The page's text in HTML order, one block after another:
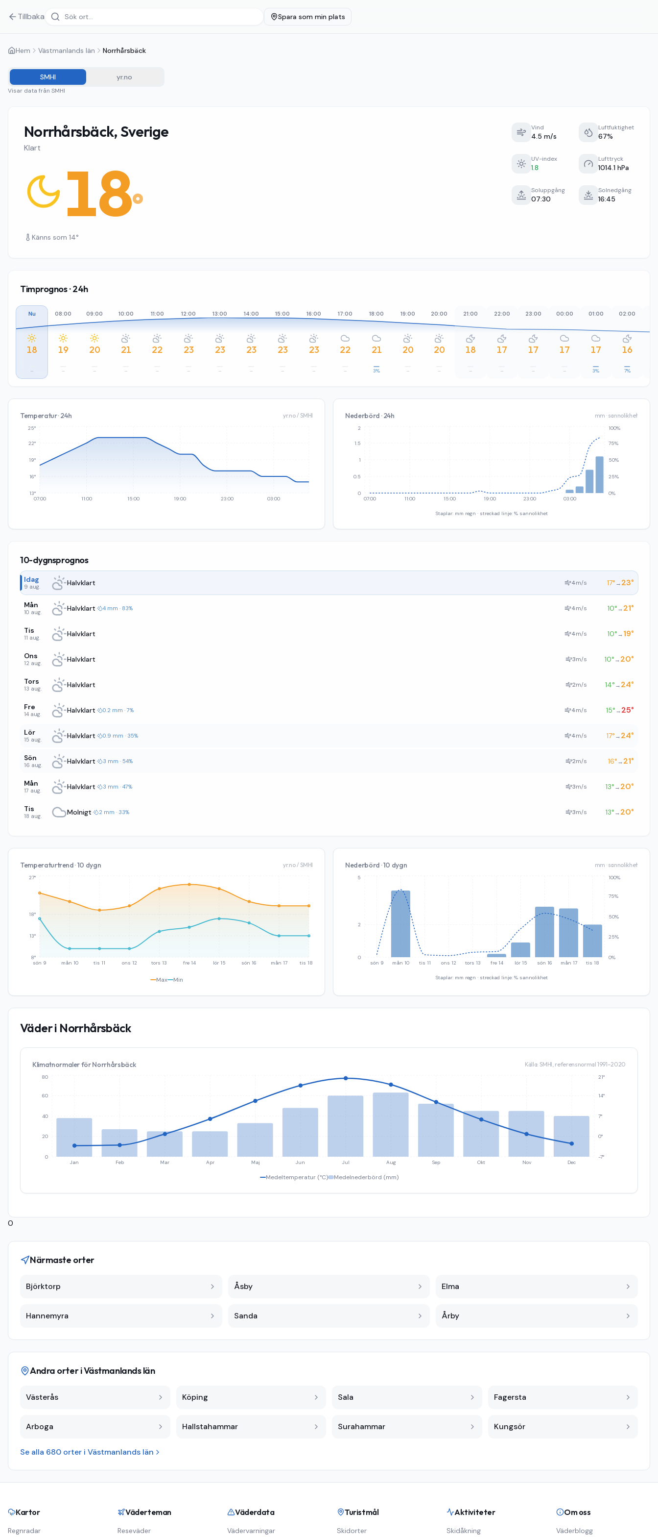
Tillbaka Spara som min plats
Hem Västmanlands län Norrhårsbäck
SMHI yr.no
Visar data från SMHI
Norrhårsbäck, Sverige
Klart
18°
Känns som 14°
Vind
4.5 m/s
Luftfuktighet
67%
UV-index
1.8
Lufttryck
1014.1 hPa
Soluppgång
07:30
Solnedgång
16:45
Timprognos · 24h
Nu
18
–
08:00
19
–
09:00
20
–
10:00
21
–
11:00
22
–
12:00
23
–
13:00
23
–
14:00
23
–
15:00
23
–
16:00
23
–
17:00
22
–
18:00
21
3%
19:00
20
–
20:00
20
–
21:00
18
–
22:00
17
–
23:00
17
–
00:00
17
–
01:00
17
3%
02:00
16
7%
Temperatur · 24h yr.no / SMHI
07:00 11:00 15:00 19:00 23:00 03:00
13°
16°
19°
22°
25°
Nederbörd · 24h mm · sannolikhet
07:00 11:00 15:00 19:00 23:00 03:00
0
0.5
1
1.5
2
0%
25%
50%
75%
100%
Staplar: mm regn · streckad linje: % sannolikhet
10-dygnsprognos
Idag
9 aug. Halvklart 4m/s 17°→23°
Mån
10 aug. Halvklart· 4 mm · 83% 4m/s 10°→21°
Tis
11 aug. Halvklart 4m/s 10°→19°
Ons
12 aug. Halvklart 3m/s 10°→20°
Tors
13 aug. Halvklart 2m/s 14°→24°
Fre
14 aug. Halvklart· 0.2 mm · 7% 4m/s 15°→25°
Lör
15 aug. Halvklart· 0.9 mm · 35% 4m/s 17°→24°
Sön
16 aug. Halvklart· 3 mm · 54% 2m/s 16°→21°
Mån
17 aug. Halvklart· 3 mm · 47% 3m/s 13°→20°
Tis
18 aug. Molnigt· 2 mm · 33% 3m/s 13°→20°
Temperaturtrend · 10 dygn yr.no / SMHI
sön 9 mån 10 tis 11 ons 12 tors 13 fre 14 lör 15 sön 16 mån 17 tis 18
8°
13°
18°
27°
Max Min
Nederbörd · 10 dygn mm · sannolikhet
sön 9 mån 10 tis 11 ons 12 tors 13 fre 14 lör 15 sön 16 mån 17 tis 18
0
2
5
0%
25%
50%
75%
100%
Staplar: mm regn · streckad linje: % sannolikhet
Väder i Norrhårsbäck
Klimatnormaler förNorrhårsbäck Källa: SMHI, referensnormal 1991–2020
Jan Feb Mar Apr Maj Jun Jul Aug Sep Okt Nov Dec
0
20
40
60
80
-7°
0°
7°
14°
21°
Medeltemperatur (°C) Medelnederbörd (mm)
0
Närmaste orter
Björktorp Åsby Elma
Hannemyra Sanda Årby
Andra orter iVästmanlands län
Västerås Köping Sala Fagersta
Arboga Hallstahammar Surahammar Kungsör
Se alla 680 orter i Västmanlands län
Kartor
Regnradar
Väderteman
Reseväder
Väderdata
Vädervarningar
Turistmål
Skidorter
Aktiviteter
Skidåkning
Om oss
Väderblogg